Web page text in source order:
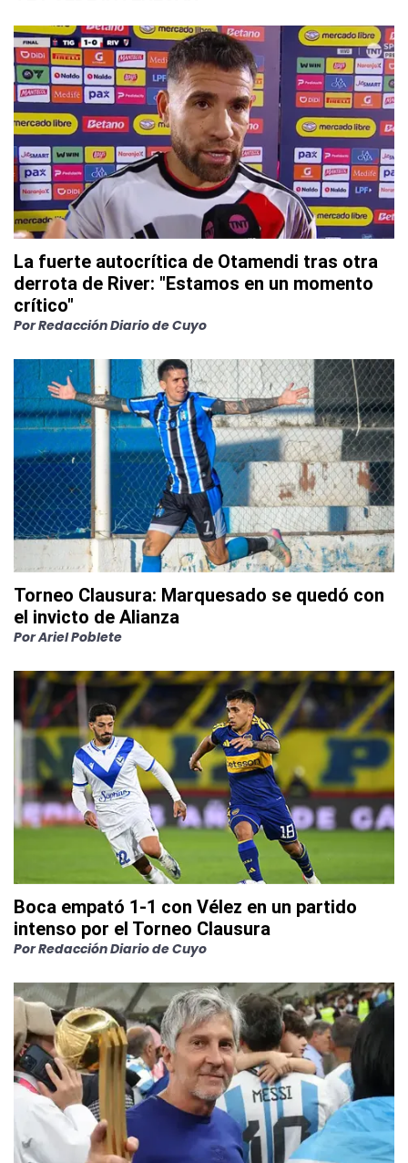
La fuerte autocrítica de Otamendi tras otra
derrota de River: "Estamos en un momento
crítico"
PorRedacción Diario de Cuyo
Torneo Clausura: Marquesado se quedó con
el invicto de Alianza
PorAriel Poblete
Boca empató 1-1 con Vélez en un partido
intenso por el Torneo Clausura
PorRedacción Diario de Cuyo